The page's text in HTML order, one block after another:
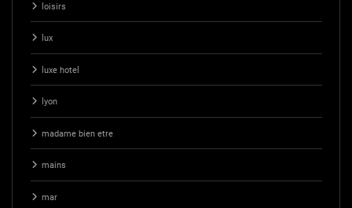
loisirs
lux
luxe hotel
lyon
madame bien etre
mains
mar